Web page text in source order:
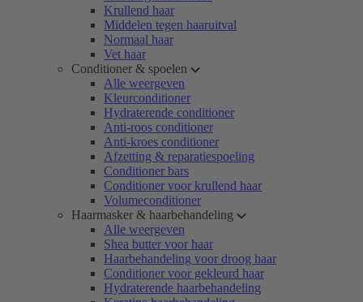
Krullend haar
Middelen tegen haaruitval
Normaal haar
Vet haar
Conditioner & spoelen
Alle weergeven
Kleurconditioner
Hydraterende conditioner
Anti-roos conditioner
Anti-kroes conditioner
Afzetting & reparatiespoeling
Conditioner bars
Conditioner voor krullend haar
Volumeconditioner
Haarmasker & haarbehandeling
Alle weergeven
Shea butter voor haar
Haarbehandeling voor droog haar
Conditioner voor gekleurd haar
Hydraterende haarbehandeling